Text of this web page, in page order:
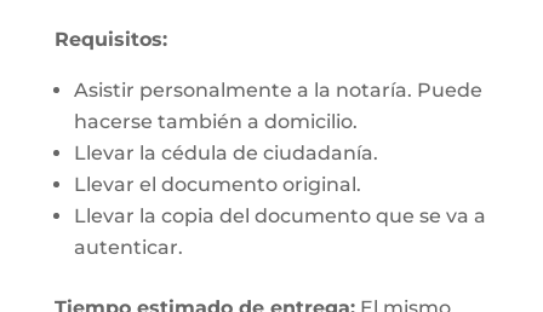
Requisitos:
Asistir personalmente a la notaría. Puede
hacerse también a domicilio.
Llevar la cédula de ciudadanía.
Llevar el documento original.
Llevar la copia del documento que se va a
autenticar.